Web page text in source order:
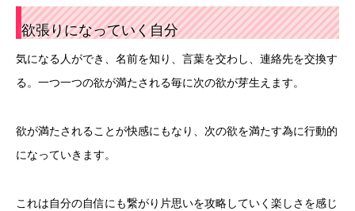
欲張りになっていく自分
気になる人ができ、名前を知り、言葉を交わし、連絡先を交換す
る。一つ一つの欲が満たされる毎に次の欲が芽生えます。
欲が満たされることが快感にもなり、次の欲を満たす為に行動的
になっていきます。
これは自分の自信にも繋がり片思いを攻略していく楽しさを感じ